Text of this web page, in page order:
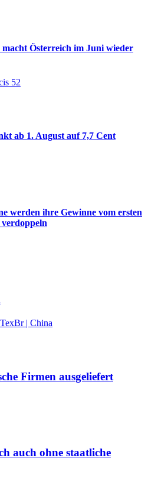
Österreich im Juni wieder
ab 1. August auf 7,7 Cent
werden ihre Gewinne vom ersten
verdoppeln
Firmen ausgeliefert
auch ohne staatliche